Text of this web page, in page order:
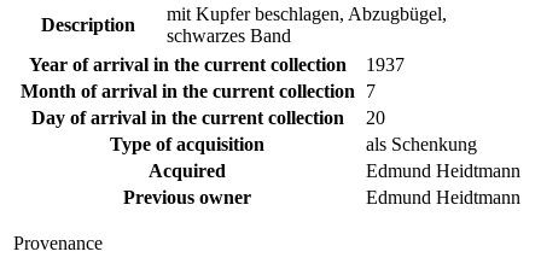
Description
mit Kupfer beschlagen, Abzugbügel,
schwarzes Band
Year of arrival in the current collection
1937
Month of arrival in the current collection
7
Day of arrival in the current collection
20
Type of acquisition
als Schenkung
Acquired
Edmund Heidtmann
Previous owner
Edmund Heidtmann
Provenance